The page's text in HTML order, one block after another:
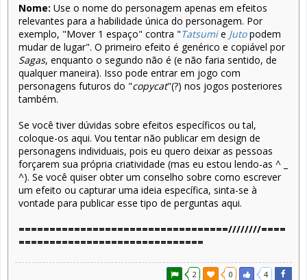
Nome: Use o nome do personagem apenas em efeitos
relevantes para a habilidade única do personagem. Por
exemplo, "Mover 1 espaço" contra "Tatsumie Jutopodem
mudar de lugar". O primeiro efeito é genérico e copiável por
Sagas, enquanto o segundo não é (e não faria sentido, de
qualquer maneira). Isso pode entrar em jogo com
personagens futuros do "copycat"(?) nos jogos posteriores
também.
Se você tiver dúvidas sobre efeitos específicos ou tal,
coloque-os aqui. Vou tentar não publicar em design de
personagens individuais, pois eu quero deixar as pessoas
forçarem sua própria criatividade (mas eu estou lendo-as ^ _
^). Se você quiser obter um conselho sobre como escrever
um efeito ou capturar uma ideia específica, sinta-se à
vontade para publicar esse tipo de perguntas aqui.
==================================////////====
==============================
2 0 4